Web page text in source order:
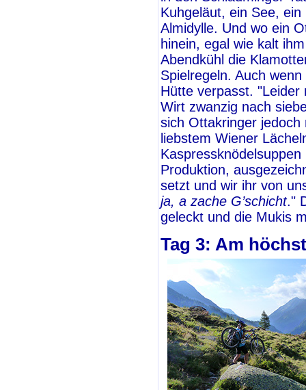
Kuhgeläut, ein See,
Almidylle. Und wo ein
hinein, egal wie kalt
Abendkühl die
Spielregeln. Auch
Hütte verpasst.
Wirt zwanzig nach
sich Ottakringer
liebstem Wiener
Produktion,
setzt und wir ihr von
ja, a zache G’schicht."
geleckt und die Mukis
Tag 3: Am